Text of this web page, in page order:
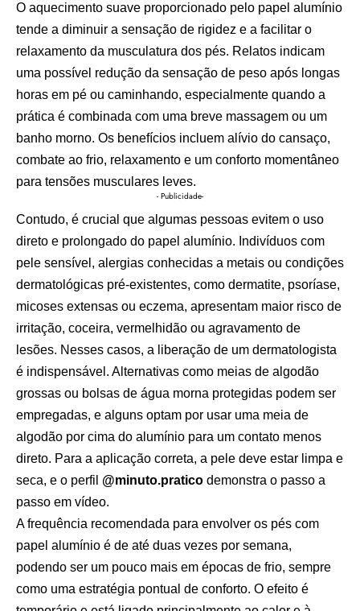
O aquecimento suave proporcionado pelo papel alumínio
tende a diminuir a sensação de rigidez e a facilitar o
relaxamento da musculatura dos pés. Relatos indicam
uma possível redução da sensação de peso após longas
horas em pé ou caminhando, especialmente quando a
prática é combinada com uma breve massagem ou um
banho morno. Os benefícios incluem alívio do cansaço,
combate ao frio, relaxamento e um conforto momentâneo
para tensões musculares leves.
- Publicidade-
Contudo, é crucial que algumas pessoas evitem o uso
direto e prolongado do papel alumínio. Indivíduos com
pele sensível, alergias conhecidas a metais ou condições
dermatológicas pré-existentes, como dermatite, psoríase,
micoses extensas ou eczema, apresentam maior risco de
irritação, coceira, vermelhidão ou agravamento de
lesões. Nesses casos, a liberação de um dermatologista
é indispensável. Alternativas como meias de algodão
grossas ou bolsas de água morna protegidas podem ser
empregadas, e alguns optam por usar uma meia de
algodão por cima do alumínio para um contato menos
direto. Para a aplicação correta, a pele deve estar limpa e
seca, e o perfil @minuto.pratico demonstra o passo a
passo em vídeo.
A frequência recomendada para envolver os pés com
papel alumínio é de até duas vezes por semana,
podendo ser um pouco mais em épocas de frio, sempre
como uma estratégia pontual de conforto. O efeito é